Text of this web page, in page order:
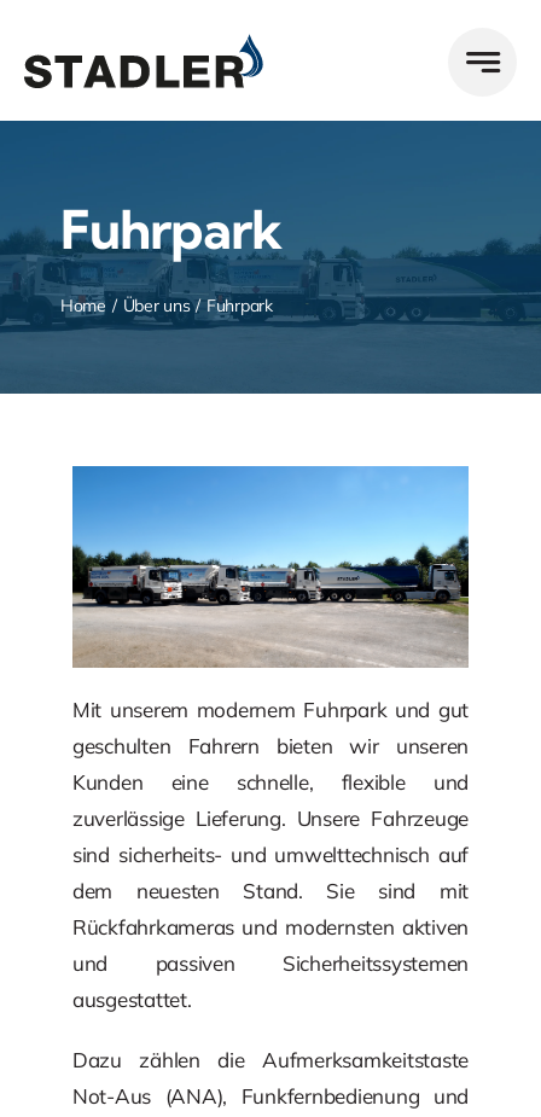
Inhalt
springen
Fuhrpark
Home Über uns Fuhrpark
Mit unserem modernem Fuhrpark und gut
geschulten Fahrern bieten wir unseren
Kunden eine schnelle, flexible und
zuverlässige Lieferung. Unsere Fahrzeuge
sind sicherheits- und umwelttechnisch auf
dem neuesten Stand. Sie sind mit
Rückfahrkameras und modernsten aktiven
und passiven Sicherheitssystemen
ausgestattet.
Dazu zählen die Aufmerksamkeitstaste
Not-Aus (ANA), Funkfernbedienung und